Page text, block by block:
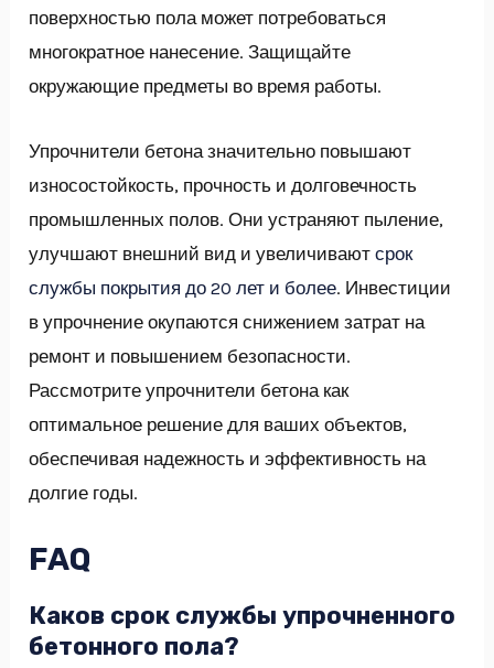
поверхностью пола может потребоваться
многократное нанесение. Защищайте
окружающие предметы во время работы.
Упрочнители бетона значительно повышают
износостойкость, прочность и долговечность
промышленных полов. Они устраняют пыление,
улучшают внешний вид и увеличиваютсрок
службы покрытия до 20 лет и более. Инвестиции
в упрочнение окупаются снижением затрат на
ремонт и повышением безопасности.
Рассмотрите упрочнители бетона как
оптимальное решение для ваших объектов,
обеспечивая надежность и эффективность на
долгие годы.
FAQ
Каков срок службы упрочненного
бетонного пола?